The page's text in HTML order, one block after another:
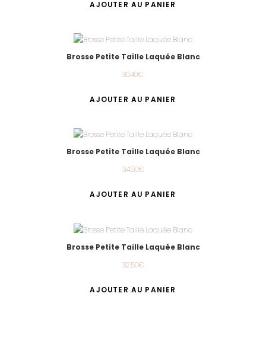
AJOUTER AU PANIER
Brosse Petite Taille Laquée Blanc
30.40€
AJOUTER AU PANIER
Brosse Petite Taille Laquée Blanc
34.90€
AJOUTER AU PANIER
Brosse Petite Taille Laquée Blanc
32.50€
AJOUTER AU PANIER